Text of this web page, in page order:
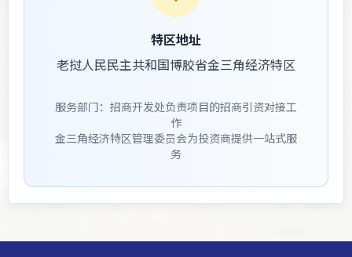
特区地址
老挝人民民主共和国博胶省金三角经济特区
服务部门：招商开发处负责项目的招商引资对接工
作
金三角经济特区管理委员会为投资商提供一站式服
务